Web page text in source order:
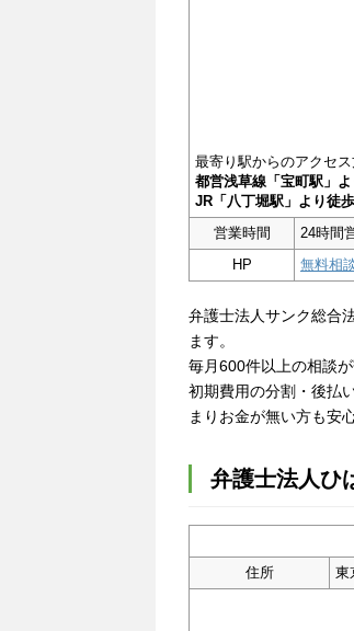
最寄り駅からのアクセ
都営浅草線「宝町駅」
JR「八丁堀駅」より徒
営業時間
24時間
HP
無料相
弁護士法人サンク総合
ます。
毎月600件以上の相談
初期費用の分割・後払
まりお金が無い方も安
弁護士法人ひ
住所
東